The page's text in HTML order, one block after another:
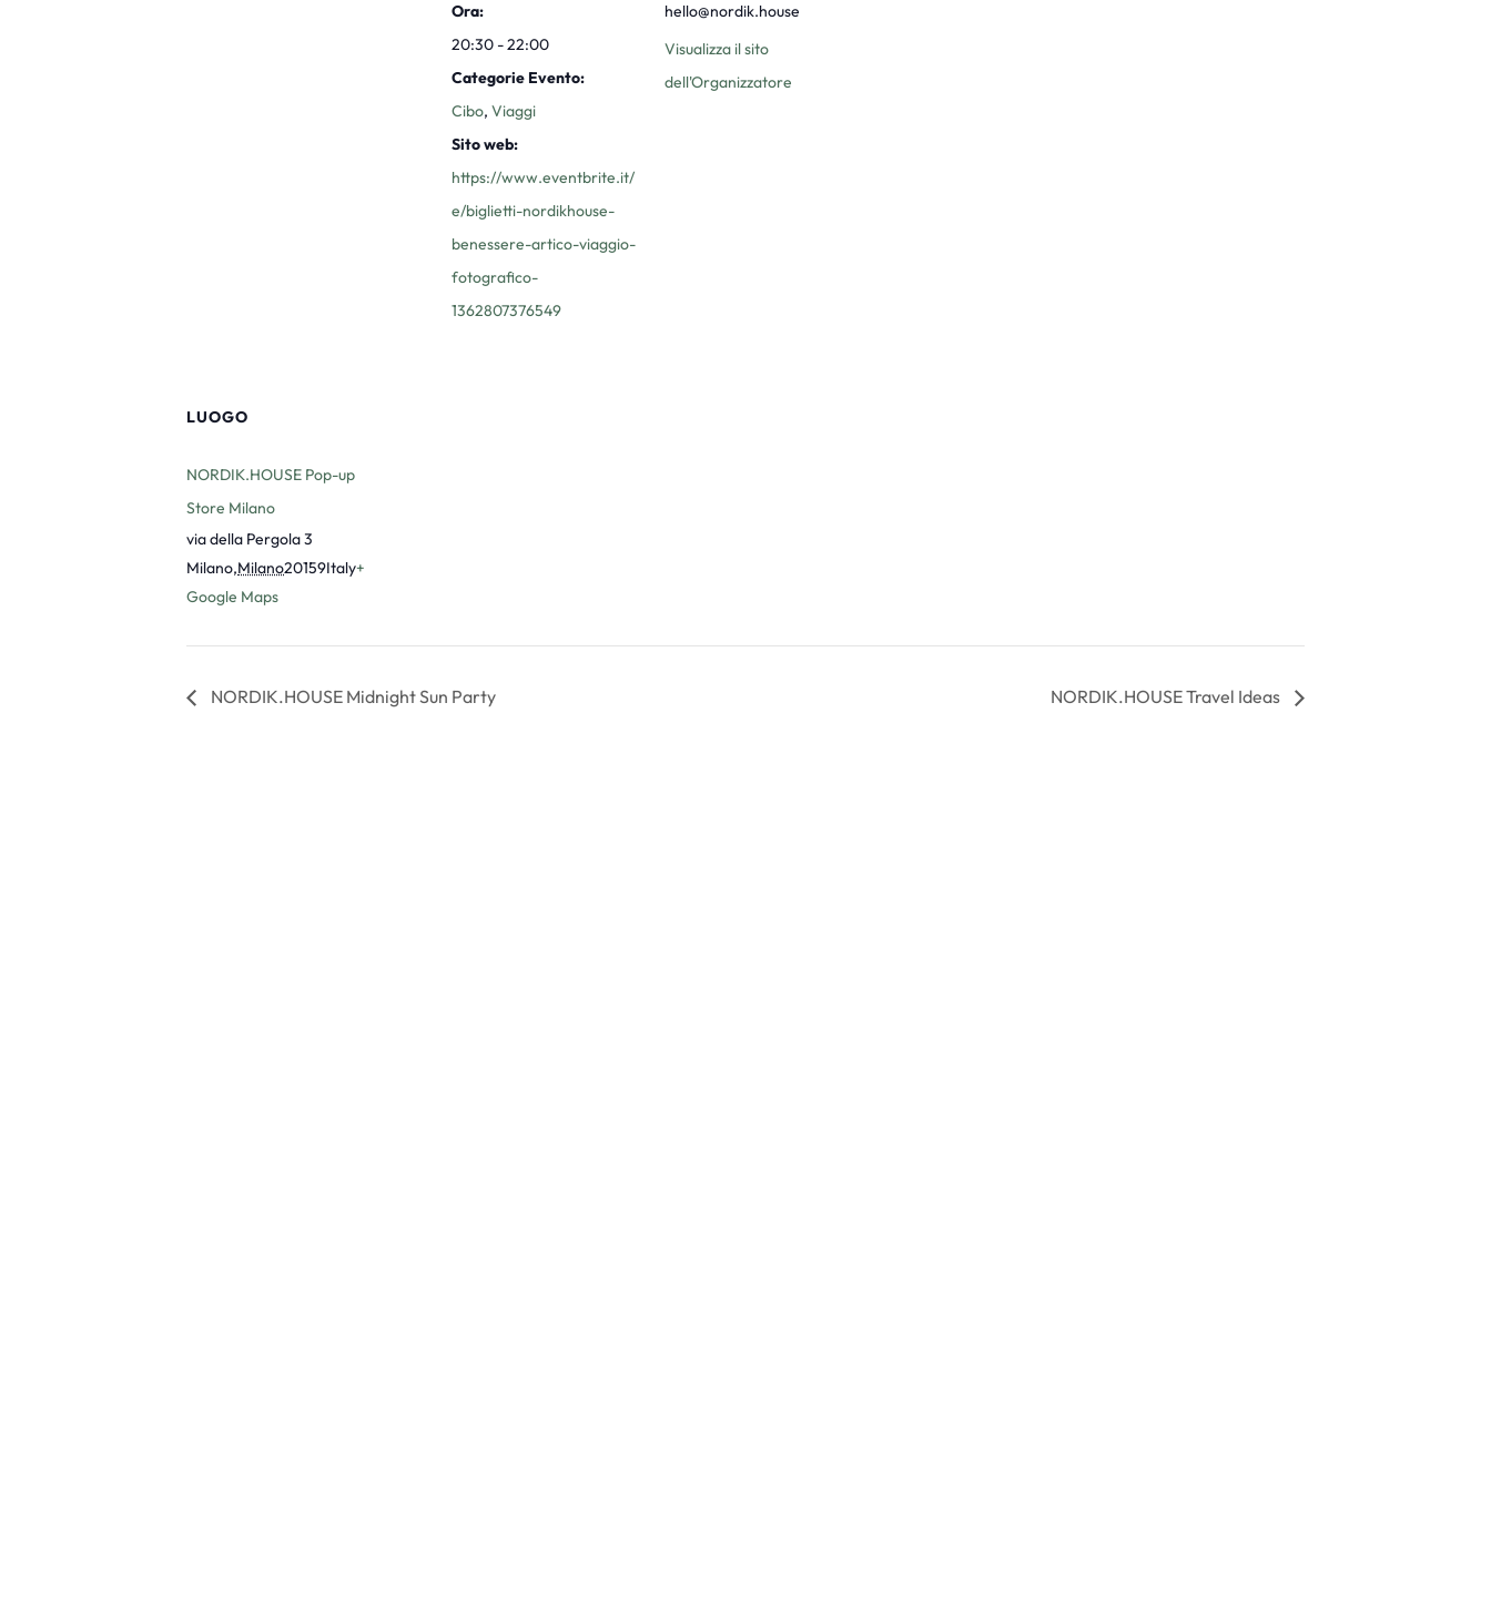
Ora:
20:30 - 22:00
Categorie Evento:
Cibo, Viaggi
Sito web:
https://www.eventbrite.it/
e/biglietti-nordikhouse-
benessere-artico-viaggio-
fotografico-
1362807376549
hello@nordik.house
Visualizza il sito
dell'Organizzatore
LUOGO
NORDIK.HOUSE Pop-up
Store Milano
via della Pergola 3
Milano,Milano20159Italy+
Google Maps
NORDIK.HOUSE Midnight Sun Party NORDIK.HOUSE Travel Ideas